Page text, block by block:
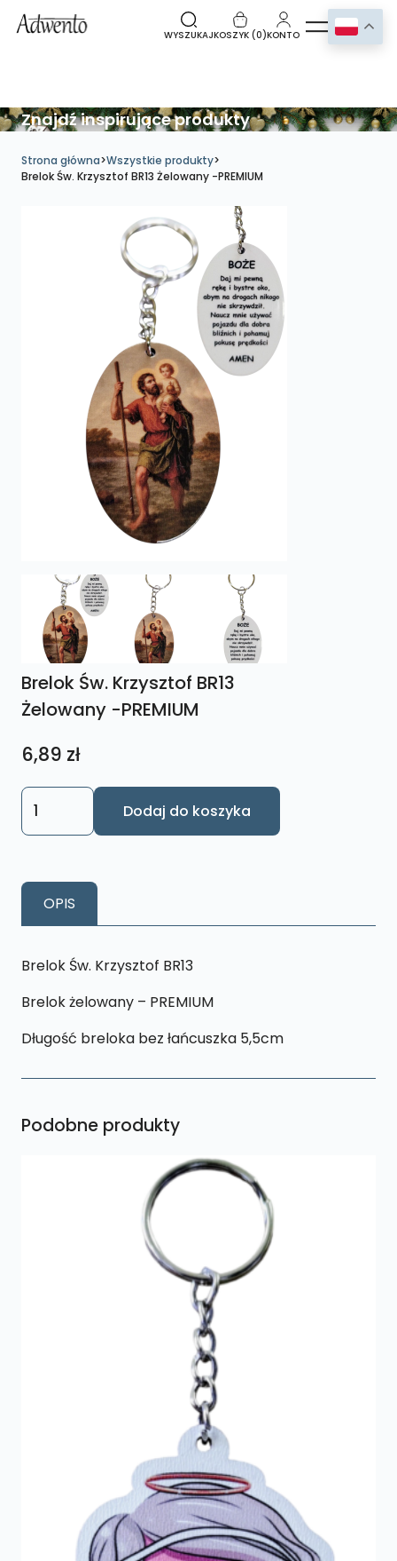
WYSZUKAJKOSZYK (0)KONTO
Znajdź inspirujące produkty
Strona główna>Wszystkie produkty>
Brelok Św. Krzysztof BR13 Żelowany -PREMIUM
Brelok Św. Krzysztof BR13
Żelowany -PREMIUM
6,89 zł
ilość
Brelok
BR13
Żelowany
PREMIUM
Dodaj do koszyka
OPIS
Brelok Św. Krzysztof BR13
Brelok żelowany – PREMIUM
Długość breloka bez łańcuszka 5,5cm
Podobne produkty